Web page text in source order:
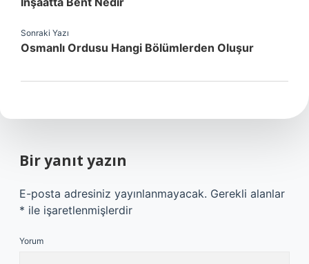
Sonraki Yazı
Osmanlı Ordusu Hangi Bölümlerden Oluşur
Bir yanıt yazın
E-posta adresiniz yayınlanmayacak. Gerekli alanlar
* ile işaretlenmişlerdir
Yorum